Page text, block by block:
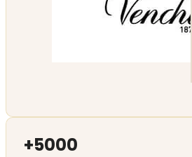
+5000